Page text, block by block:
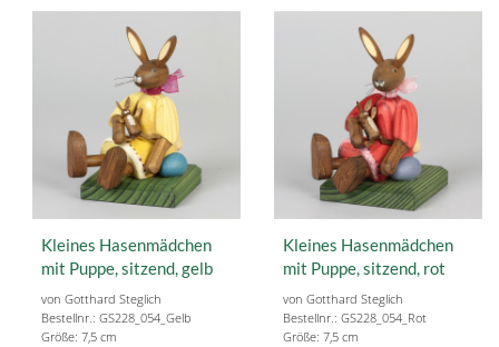
Kleines Hasenmädchen
mit Puppe, sitzend, gelb
von Gotthard Steglich
Bestellnr.: GS228_054_Gelb
Größe: 7,5 cm
Kleines Hasenmädchen
mit Puppe, sitzend, rot
von Gotthard Steglich
Bestellnr.: GS228_054_Rot
Größe: 7,5 cm